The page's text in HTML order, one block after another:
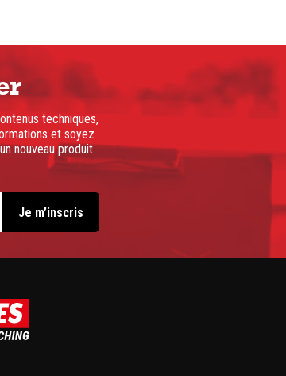
techniques,
et soyez
nouveau produit